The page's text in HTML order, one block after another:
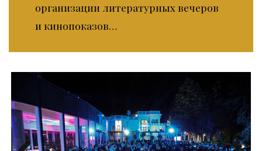
организации литературных вечеров
и кинопоказов…